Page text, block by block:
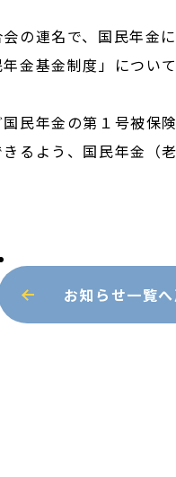
の連名で、国民年金
金基金制度」につい
民年金の第１号被保
るよう、国民年金（
お知らせ一覧